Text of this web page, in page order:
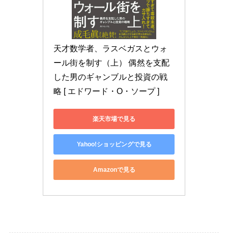
天才数学者、ラスベガスとウォ
ール街を制す（上） 偶然を支配
した男のギャンブルと投資の戦
略 [ エドワード・O・ソープ ]
楽天市場で見る
Yahoo!ショッピングで見る
Amazonで見る